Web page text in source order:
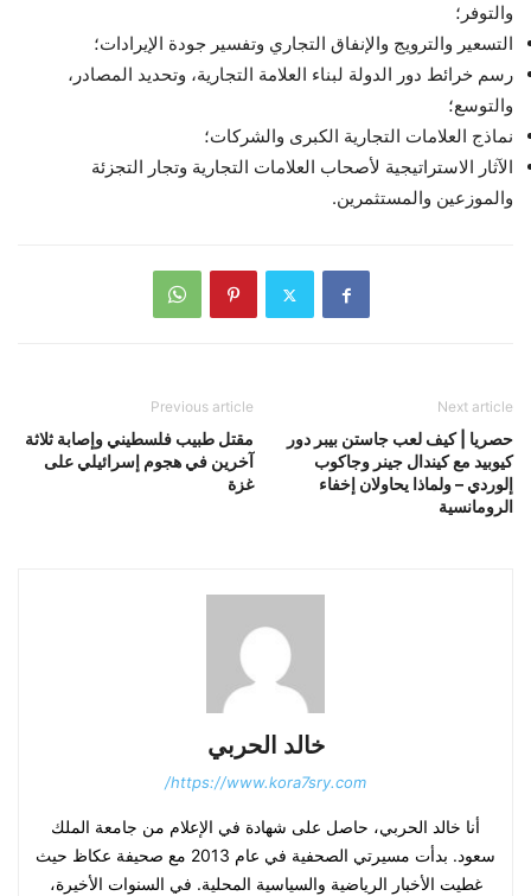
والتوفر؛
التسعير والترويج والإنفاق التجاري وتفسير جودة الإيرادات؛
رسم خرائط دور الدولة لبناء العلامة التجارية، وتحديد المصادر،
والتوسع؛
نماذج العلامات التجارية الكبرى والشركات؛
الآثار الاستراتيجية لأصحاب العلامات التجارية وتجار التجزئة
والموزعين والمستثمرين.
Previous article
مقتل طبيب فلسطيني وإصابة ثلاثة
آخرين في هجوم إسرائيلي على
غزة
Next article
حصريا | كيف لعب جاستن بيبر دور
كيوبيد مع كيندال جينر وجاكوب
إلوردي – ولماذا يحاولان إخفاء
الرومانسية
خالد الحربي
https://www.kora7sry.com/
أنا خالد الحربي، حاصل على شهادة في الإعلام من جامعة الملك
سعود. بدأت مسيرتي الصحفية في عام 2013 مع صحيفة عكاظ حيث
غطيت الأخبار الرياضية والسياسية المحلية. في السنوات الأخيرة،